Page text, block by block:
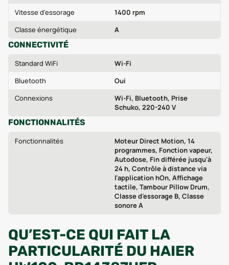
Vitesse d'essorage
1400 rpm
Classe énergétique
A
CONNECTIVITÉ
Standard WiFi
Wi-Fi
Bluetooth
Oui
Connexions
Wi-Fi, Bluetooth, Prise
Schuko, 220-240 V
FONCTIONNALITÉS
Fonctionnalités
Moteur Direct Motion, 14
programmes, Fonction vapeur,
Autodose, Fin différée jusqu'à
24 h, Contrôle à distance via
l'application hOn, Affichage
tactile, Tambour Pillow Drum,
Classe d'essorage B, Classe
sonore A
QU’EST-CE QUI FAIT LA
PARTICULARITÉ DU HAIER